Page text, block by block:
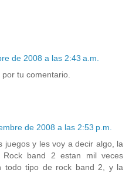
de 2008 a las 2:43 a.m.
tu comentario.
de 2008 a las 2:53 p.m.
juegos y les voy a decir algo, la
band 2 estan mil veces
todo tipo de rock band 2, y la